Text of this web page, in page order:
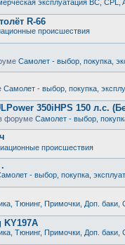
эксплуатация ВС,
R-66
происшествия
Самолет - выбор, покупка,
Самолет - выбор, покупка,
350iHPS 150 л.с.
форуме Самолет - выбор,
происшествия
- выбор, покупка,
Тюнинг, Примочки, Доп. баки,
Тюнинг, Примочки, Доп. баки,